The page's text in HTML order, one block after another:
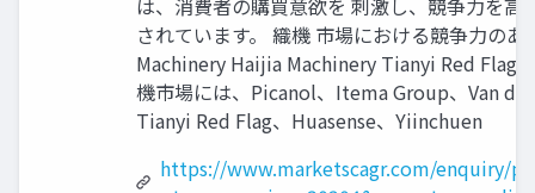
は、消費者の購買意欲を 刺激し、競争力を
されています。 織機 市場における競争力の
Machinery Haijia Machinery Tianyi Red Flag
機市場には、Picanol、Itema Group、Van
Tianyi Red Flag、Huasense、Yiinchuen
https://www.marketscagr.com/enquiry/